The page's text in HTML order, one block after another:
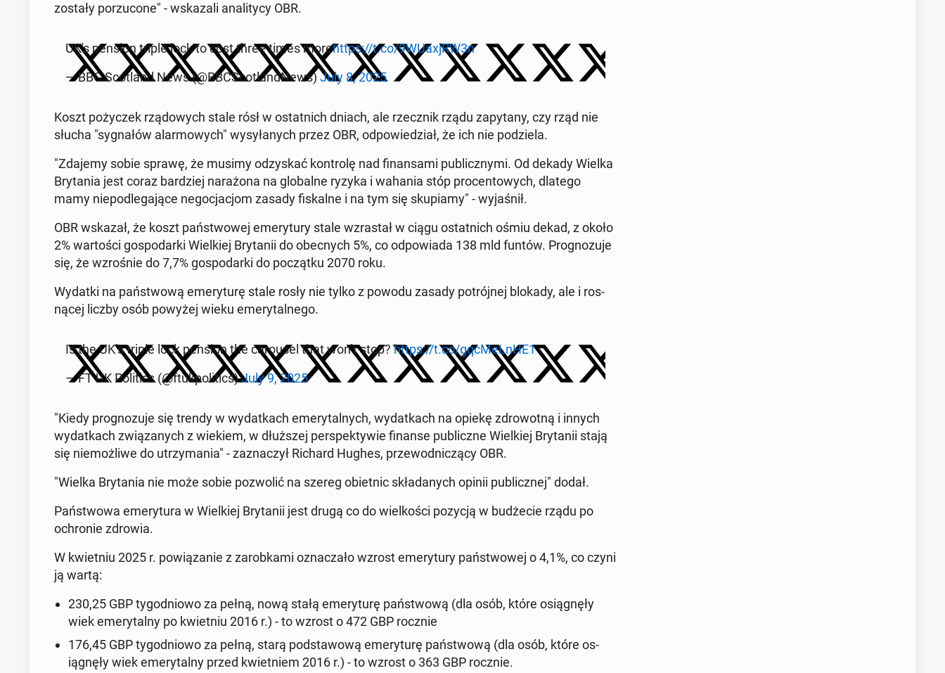
zostały porzu­cone" - wskaza­li anal­i­ty­cy OBR.
UK's pension triple lock to cost three times morehttps://t.co/9WUaxjRW3n
— BBC Scot­land News (@BBC­Scot­land­News) July 8, 2025
Koszt poży­czek rzą­dowych stale rósł w os­tat­nich dniach, ale rzecznik rządu za­py­tany, czy rząd nie
słucha "syg­nałów alar­mowych" wysyłanych przez OBR, odpowiedzi­ał, że ich nie podziela.
"Zdajemy sobie sprawę, że musimy odzyskać kon­trolę nad fi­nansa­mi pub­liczny­mi. Od dekady Wielka
Bry­ta­nia jest coraz bardziej narażona na glob­alne ryzyka i wahania stóp pro­cen­towych, dlatego
mamy niepodle­ga­jące ne­goc­jacjom zasady fiskalne i na tym się sku­pi­amy" - wy­jaśnił.
OBR wskazał, że koszt państ­wowej emery­tu­ry stale wzras­tał w ciągu os­tat­nich ośmiu dekad, z około
2% wartoś­ci gospo­dar­ki Wielkiej Bry­tanii do obec­nych 5%, co odpowia­da 138 mld funtów. Prog­nozu­je
się, że wzrośnie do 7,7% gospo­dar­ki do początku 2070 roku.
Wydatki na państ­wową emery­turę stale rosły nie tylko z powodu zasady potrójnej blokady, ale i ros­
nącej liczby osób powyżej wieku emery­tal­nego.
Is the UK’s triple lock pension the carousel that won’t stop?https://t.co/gqcMeLnHE1
— FT UK Pol­i­tics (@ftukpol­i­tics)July 9, 2025
"Kiedy prog­nozu­je się trendy w wydatkach emery­tal­nych, wydatkach na opiekę zdrowot­ną i innych
wydatkach związanych z wiekiem, w dłuższej per­spek­ty­wie finanse pub­liczne Wielkiej Bry­tanii stają
się niemożli­we do utrzy­ma­nia" - za­z­naczył Richard Hughes, prze­wod­niczą­cy OBR.
"Wielka Bry­ta­nia nie może sobie poz­wolić na szereg obiet­nic składanych opinii pub­licznej" dodał.
Państ­wowa emery­tu­ra w Wielkiej Bry­tanii jest drugą co do wielkoś­ci pozycją w budże­cie rządu po
ochronie zdrowia.
W kwiet­niu 2025 r. pow­iązanie z zarobka­mi oz­nacza­ło wzrost emery­tu­ry państ­wowej o 4,1%, co czyni
ją wartą:
230,25 GBP ty­god­niowo za pełną, nową stałą emery­turę państ­wową (dla osób, które os­iągnęły
wiek emery­tal­ny po kwiet­niu 2016 r.) - to wzrost o 472 GBP rocznie
176,45 GBP ty­god­niowo za pełną, starą pod­sta­wową emery­turę państ­wową (dla osób, które os­
iągnęły wiek emery­tal­ny przed kwiet­niem 2016 r.) - to wzrost o 363 GBP rocznie.